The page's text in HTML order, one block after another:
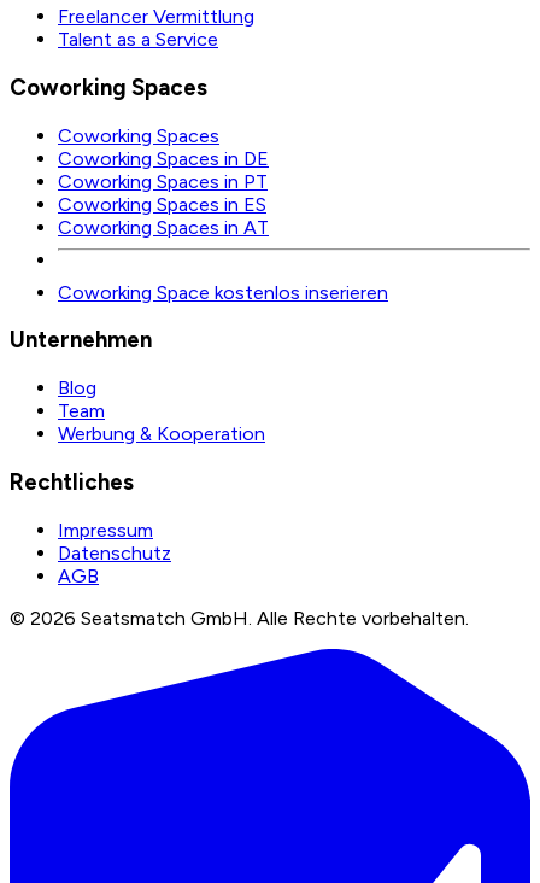
Freelancer Vermittlung
Talent as a Service
Coworking Spaces
Coworking Spaces
Coworking Spaces in DE
Coworking Spaces in PT
Coworking Spaces in ES
Coworking Spaces in AT
Coworking Space kostenlos inserieren
Unternehmen
Blog
Team
Werbung & Kooperation
Rechtliches
Impressum
Datenschutz
AGB
© 2026 Seatsmatch GmbH. Alle Rechte vorbehalten.